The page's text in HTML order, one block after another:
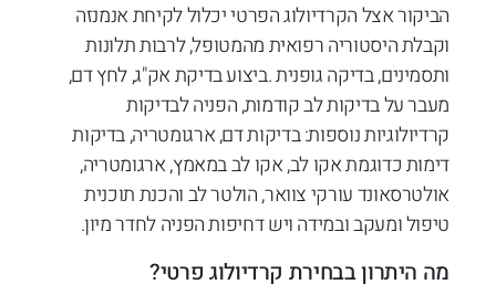
הביקור אצל הקרדיולוג הפרטי יכלול לקיחת אנמנזה
וקבלת היסטוריה רפואית מהמטופל, לרבות תלונות
ותסמינים, בדיקה גופנית .ביצוע בדיקת אק"ג, לחץ דם,
מעבר על בדיקות לב קודמות, הפניה לבדיקות
קרדיולוגיות נוספות: בדיקות דם, ארגומטריה, בדיקות
דימות כדוגמת אקו לב, אקו לב במאמץ, ארגומטריה,
אולטרסאונד עורקי צוואר, הולטר לב והכנת תוכנית
טיפול ומעקב ובמידה ויש דחיפות הפניה לחדר מיון.
מה היתרון בבחירת קרדיולוג פרטי?